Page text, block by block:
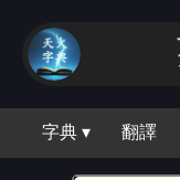
字典 ▾ 翻譯